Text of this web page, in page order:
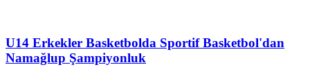
U14 Erkekler Basketbolda Sportif Basketbol'dan
Namağlup Şampiyonluk